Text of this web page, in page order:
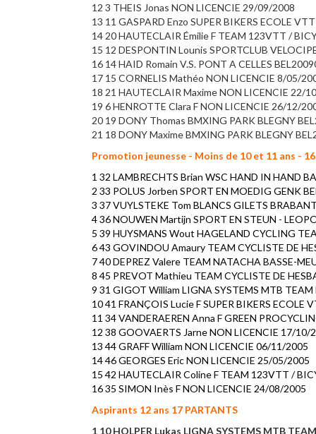
12 3 THEIS Jonas NON LICENCIE 29/09/2008
13 11 GASPARD Enzo SUPER BIKERS ECOLE
14 20 HAUTECLAIR Émilie F TEAM 123VTT /
15 12 DESPONTIN Lounis SPORTCLUB
16 14 HAID Romain V.S. PONT A CELLES
17 15 CORNELIS Mathéo NON LICENCIE 8/05/
18 21 HAUTECLAIR Maxime NON LICENCIE 22/
19 6 HENROTTE Clara F NON LICENCIE 26/12/
20 19 DONY Thomas BMXING PARK BLEGNY
21 18 DONY Maxime BMXING PARK BLEGNY
Promotion jeunesse - Moins de 10 et 11 ans -
1 32 LAMBRECHTS Brian WSC HAND IN HAND
2 33 POLUS Jorben SPORT EN MOEDIG GENK
3 37 VUYLSTEKE Tom BLANCS GILETS
4 36 NOUWEN Martijn SPORT EN STEUN -
5 39 HUYSMANS Wout HAGELAND CYCLING
6 43 GOVINDOU Amaury TEAM CYCLISTE DE
7 40 DEPREZ Valere TEAM NATACHA BASSE-
8 45 PREVOT Mathieu TEAM CYCLISTE DE
9 31 GIGOT William LIGNA SYSTEMS MTB
10 41 FRANÇOIS Lucie F SUPER BIKERS ECOLE
11 34 VANDERAEREN Anna F GREEN
12 38 GOOVAERTS Jarne NON LICENCIE 17/10/
13 44 GRAFF William NON LICENCIE 06/11/2005
14 46 GEORGES Eric NON LICENCIE 25/05/2005
15 42 HAUTECLAIR Coline F TEAM 123VTT /
16 35 SIMON Inès F NON LICENCIE 24/08/2005
Aspirants 12 ans 17 PARTANTS
1 10 HOLPER Lukas LIGNA SYSTEMS MTB